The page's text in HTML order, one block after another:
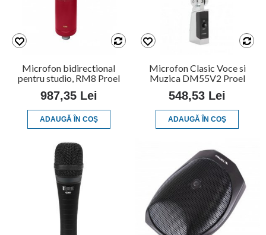
Microfon bidirectional
pentru studio, RM8 Proel
987,35 Lei
ADAUGĂ ÎN COŞ
Microfon Clasic Voce si
Muzica DM55V2 Proel
548,53 Lei
ADAUGĂ ÎN COŞ